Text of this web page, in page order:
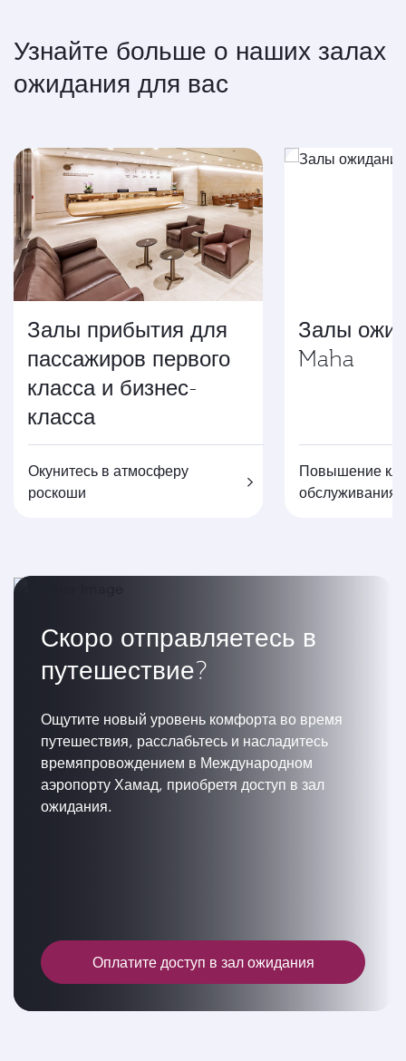
Узнайте больше о наших залах
ожидания для вас
Залы прибытия для
пассажиров первого
класса и бизнес-
класса
Окунитесь в атмосферу
роскоши
Залы
Maha
Повышение
обслуживания
Скоро отправляетесь в
путешествие?
Ощутите новый уровень комфорта во время
путешествия, расслабьтесь и насладитесь
времяпровождением в Международном
аэропорту Хамад, приобретя доступ в зал
ожидания.
Оплатите доступ в зал ожидания